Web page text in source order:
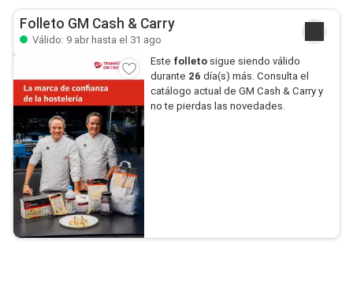
Folleto GM Cash & Carry
Válido: 9 abr hasta el 31 ago
Este folletosigue siendo válido
durante 26 día(s) más. Consulta el
catálogo actual de GM Cash & Carry y
no te pierdas las novedades.